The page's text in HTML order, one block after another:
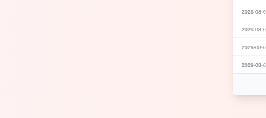
2026-08-
2026-08-
2026-08-
2026-08-